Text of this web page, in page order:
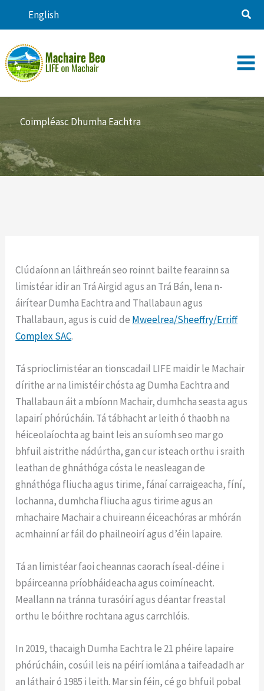
English
Coimpléasc Dhumha Eachtra
Clúdaíonn an láithreán seo roinnt bailte fearainn sa
limistéar idir an Trá Airgid agus an Trá Bán, lena n-
áirítear Dumha Eachtra and Thallabaun agus
Thallabaun, agus is cuid de Mweelrea/Sheeffry/Erriff
Complex SAC.
Tá sprioclimistéar an tionscadail LIFE maidir le Machair
dírithe ar na limistéir chósta ag Dumha Eachtra and
Thallabaun áit a mbíonn Machair, dumhcha seasta agus
lapairí phórúcháin. Tá tábhacht ar leith ó thaobh na
héiceolaíochta ag baint leis an suíomh seo mar go
bhfuil aistrithe nádúrtha, gan cur isteach orthu i sraith
leathan de ghnáthóga cósta le neasleagan de
ghnáthóga fliucha agus tirime, fánaí carraigeacha, fíní,
lochanna, dumhcha fliucha agus tirime agus an
mhachaire Machair a chuireann éiceachóras ar mhórán
acmhainní ar fáil do phailneoirí agus d’éin lapaire.
Tá an limistéar faoi cheannas caorach íseal-déine i
bpáirceanna príobháideacha agus coimíneacht.
Meallann na tránna turasóirí agus déantar freastal
orthu le bóithre rochtana agus carrchlóis.
In 2019, thacaigh Dumha Eachtra le 21 phéire lapaire
phórúcháin, cosúil leis na péirí iomlána a taifeadadh ar
an láthair ó 1985 i leith. Mar sin féin, cé go bhfuil pobal